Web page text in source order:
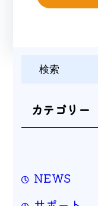
カテゴリー
NEWS